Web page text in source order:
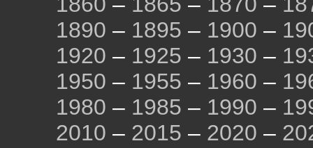
1890 – 1895 – 1900 –
1920 – 1925 – 1930 –
1950 – 1955 – 1960 –
1980 – 1985 – 1990 –
2010 – 2015 – 2020 –